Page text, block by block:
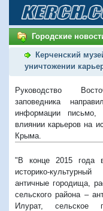
Городские
Керченский
уничтожении
Руководство
заповедника
информации
влиянии карьеров на
Крыма.
"В конце 2015 года
историко-
античные городища,
сельского района –
Илурат, сельское